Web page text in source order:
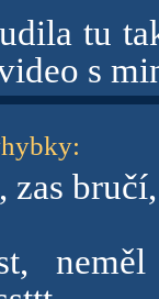
tu
s
:
zas bručí,